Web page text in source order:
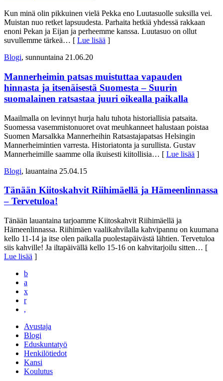
Kun minä olin pikkuinen vielä Pekka eno Luutasuolle suksilla vei.
Muistan nuo retket lapsuudesta. Parhaita hetkiä yhdessä rakkaan
enoni Pekan ja Eijan ja perheemme kanssa. Luutasuo on ollut
suvullemme tärkeä… [ Lue lisää ]
Blogi, sunnuntaina 21.06.20
Mannerheimin patsas muistuttaa vapauden
hinnasta ja itsenäisestä Suomesta – Suurin
suomalainen ratsastaa juuri oikealla paikalla
Maailmalla on levinnyt hurja halu tuhota historiallisia patsaita.
Suomessa vasemmistonuoret ovat meuhkanneet halustaan poistaa
Suomen Marsalkka Mannerheihin Ratsastajapatsas Helsingin
Mannerheimintien varresta. Historiatonta ja surullista. Gustav
Mannerheimille saamme olla ikuisesti kiitollisia… [ Lue lisää ]
Blogi, lauantaina 25.04.15
Tänään Kiitoskahvit Riihimäellä ja Hämeenlinnassa
– Tervetuloa!
Tänään lauantaina tarjoamme Kiitoskahvit Riihimäellä ja
Hämeenlinnassa. Riihimäen vaalikahvilalla kahvipannu on kuumana
kello 11-14 ja itse olen paikalla puolestapäivästä lähtien. Tervetuloa
siis kahville! Ja iltapäivällä kello 15-16 on kahvitarjoilu sitten… [
Lue lisää ]
b
a
x
r
,
Avustaja
Blogi
Eduskuntatyö
Henkilötiedot
Kansi
Koulutus